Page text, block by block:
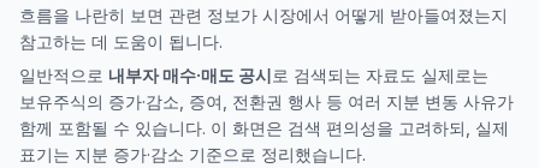
흐름을 나란히 보면 관련 정보가 시장에서 어떻게 받아들여졌는지
참고하는 데 도움이 됩니다.
일반적으로 내부자 매수·매도 공시로 검색되는 자료도 실제로는
보유주식의 증가·감소, 증여, 전환권 행사 등 여러 지분 변동 사유가
함께 포함될 수 있습니다. 이 화면은 검색 편의성을 고려하되, 실제
표기는 지분 증가·감소 기준으로 정리했습니다.